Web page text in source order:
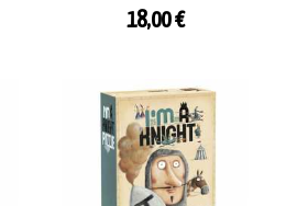
Prezzo
18,00 €